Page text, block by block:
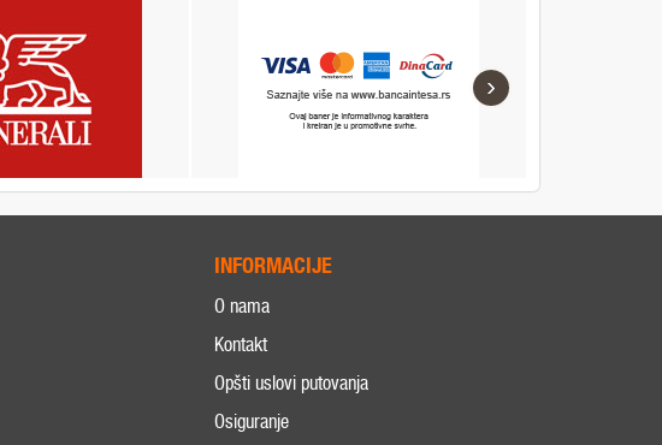
›
INFORMACIJE
O nama
Kontakt
Opšti uslovi putovanja
Osiguranje